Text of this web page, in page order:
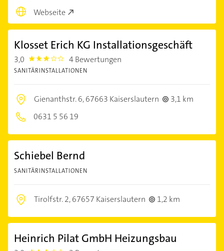
Webseite
Klosset Erich KG Installationsgeschäft
3,0 3.0 4 Bewertungen
SANITÄRINSTALLATIONEN
Gienanthstr. 6,67663 Kaiserslautern
3,1 km
0631 5 56 19
Schiebel Bernd
SANITÄRINSTALLATIONEN
Tirolfstr. 2,67657 Kaiserslautern 1,2 km
Heinrich Pilat GmbH Heizungsbau